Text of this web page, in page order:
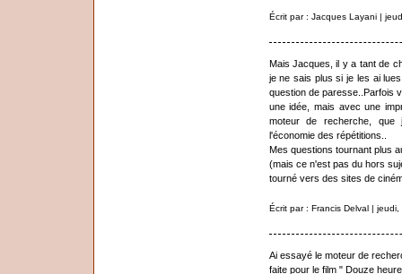
Écrit par : Jacques Layani |
Mais Jacques, il y a tant de
je ne sais plus si je les ai
question de paresse..Parfois
une idée, mais avec une
moteur de recherche,
l'économie des répétitions..
Mes questions tournant plus
(mais ce n'est pas du hors
tourné vers des sites de
Écrit par : Francis Delval |
Ai essayé le moteur de
faite pour le film " Douze